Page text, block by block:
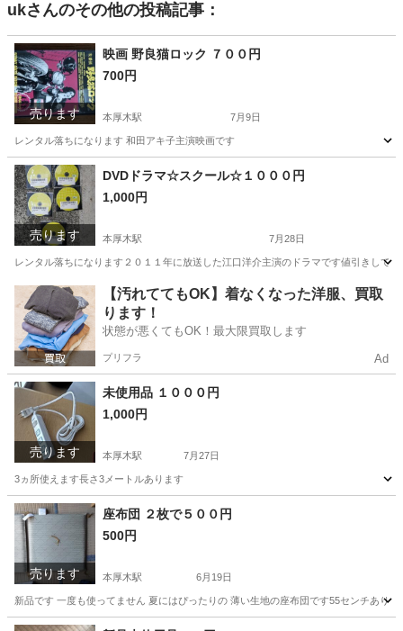
ukさんのその他の投稿記事：
売ります
映画 野良猫ロック ７００円
700円
本厚木駅 7月9日
レンタル落ちになります 和田アキ子主演映画です
神奈川 厚木市 本厚木駅 DVD/ブルーレイ レンタル落ち
売ります
DVDドラマ☆スクール☆１０００円
1,000円
本厚木駅 7月28日
レンタル落ちになります２０１１年に放送した江口洋介主演のドラマです値引きしてま
神奈川 厚木市 本厚木駅 DVD/ブルーレイ ドラマ
【汚れててもOK】着なくなった洋服、買取
ります！
状態が悪くてもOK！最大限買取します
プリフラ Ad
売ります
未使用品 １０００円
1,000円
本厚木駅 7月27日
3ヵ所使えます長さ3メートルあります
神奈川 厚木市 本厚木駅 その他
売ります
座布団 ２枚で５００円
500円
本厚木駅 6月19日
新品です 一度も使ってません 夏にはぴったりの 薄い生地の座布団です55センチありま
神奈川 厚木市 本厚木駅 その他